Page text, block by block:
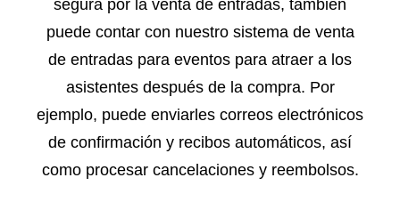
segura por la venta de entradas, también
puede contar con nuestro sistema de venta
de entradas para eventos para atraer a los
asistentes después de la compra. Por
ejemplo, puede enviarles correos electrónicos
de confirmación y recibos automáticos, así
como procesar cancelaciones y reembolsos.